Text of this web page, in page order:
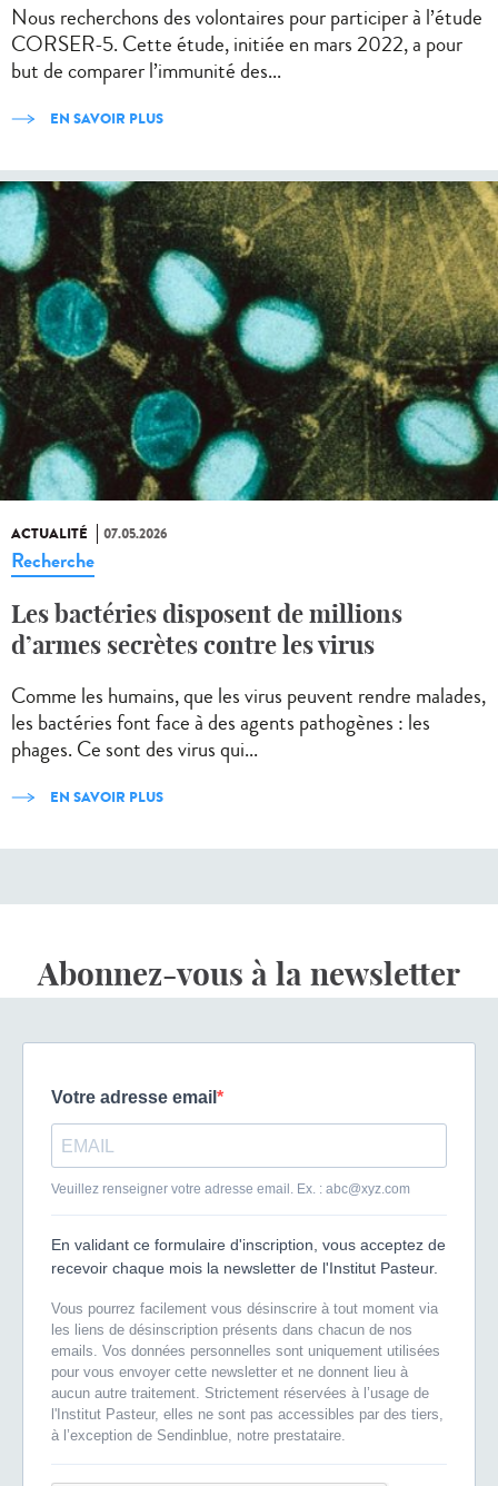
Nous recherchons des volontaires pour participer à l’étude
CORSER-5. Cette étude, initiée en mars 2022, a pour
but de comparer l’immunité des...
EN SAVOIR PLUS
ACTUALITÉ 07.05.2026
Recherche
Les bactéries disposent de millions
d’armes secrètes contre les virus
Comme les humains, que les virus peuvent rendre malades,
les bactéries font face à des agents pathogènes : les
phages. Ce sont des virus qui...
EN SAVOIR PLUS
Abonnez-vous à la newsletter